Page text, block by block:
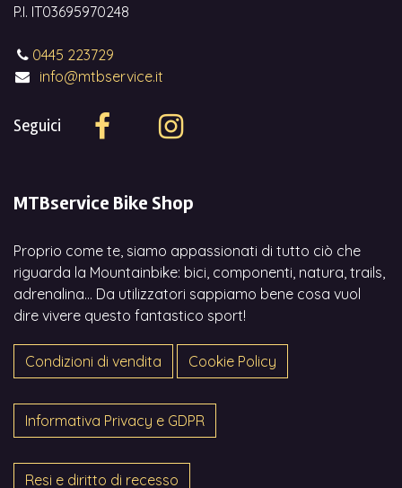
P.I. IT03695970248
0445 223729
info@mtbservice.it
Seguici
MTBservice Bike Shop
Proprio come te, siamo appassionati di tutto ciò che
riguarda la Mountainbike: bici, componenti, natura, trails,
adrenalina... Da utilizzatori sappiamo bene cosa vuol
dire vivere questo fantastico sport!
Condizioni di vendita Cookie Policy
Informativa Privacy e GDPR
Resi e diritto di recesso